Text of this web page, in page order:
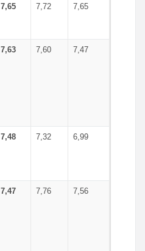
7,65 7,72 7,65
7,63 7,60 7,47
7,48 7,32 6,99
7,47 7,76 7,56